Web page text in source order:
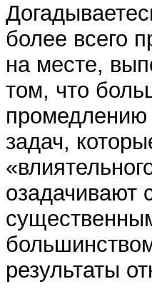
более всего
на месте,
том, что
промедлению
задач,
озадачивают
результаты